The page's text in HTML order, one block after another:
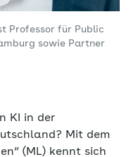
Professor für Public
sowie Partner
KI in der
Mit dem
(ML) kennt sich